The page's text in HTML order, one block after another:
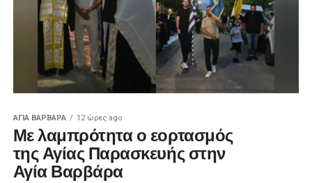
ΑΓΙΑ ΒΑΡΒΑΡΑ 12 ώρες ago
Με λαμπρότητα ο εορτασμός
της Αγίας Παρασκευής στην
Αγία Βαρβάρα